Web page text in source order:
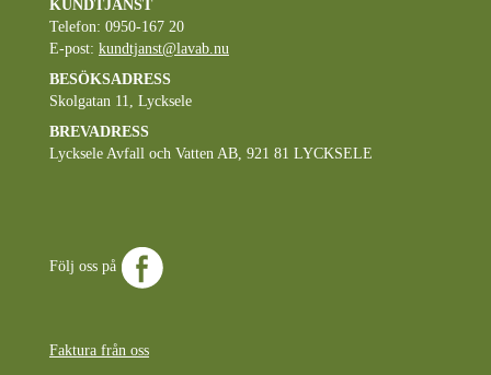
KUNDTJÄNST
Telefon: 0950-167 20
E-post: kundtjanst@lavab.nu
BESÖKSADRESS
Skolgatan 11, Lycksele
BREVADRESS
Lycksele Avfall och Vatten AB, 921 81 LYCKSELE
Följ oss på
Faktura från oss